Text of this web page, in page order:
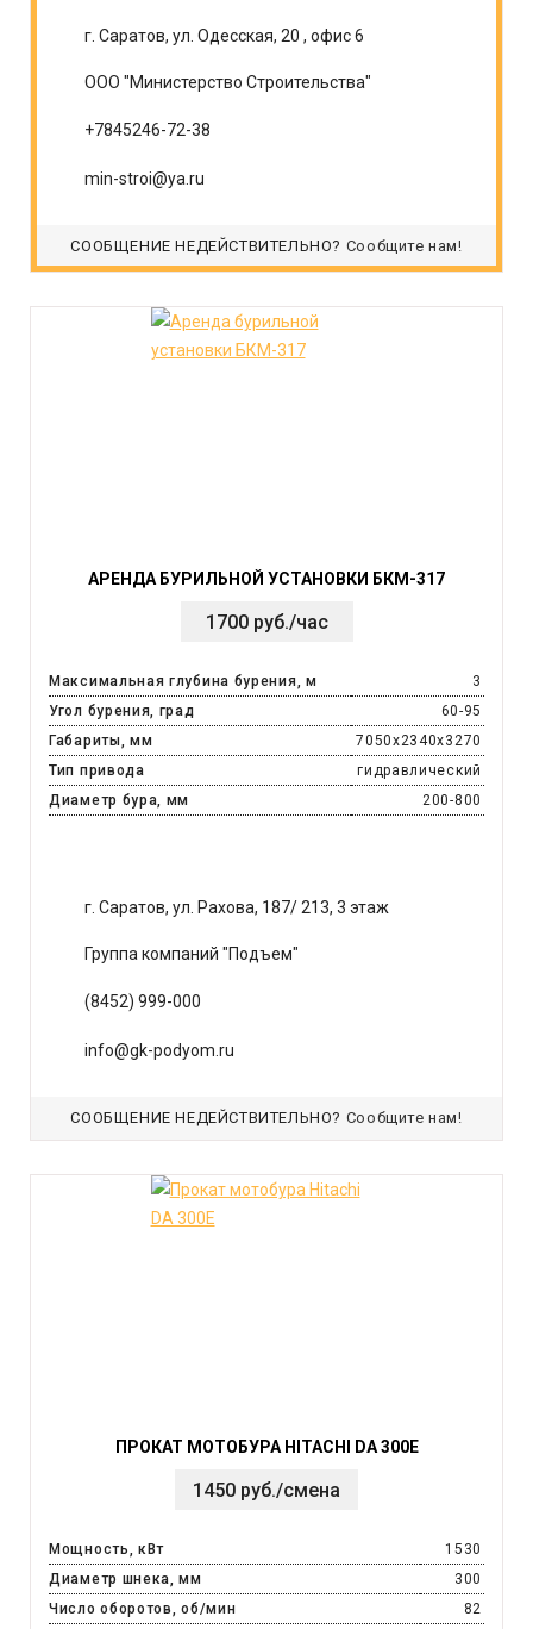
г. Саратов, ул. Одесская, 20 , офис 6
ООО "Министерство Строительства"
+7845246-72-38
min-stroi@ya.ru
СООБЩЕНИЕ НЕДЕЙСТВИТЕЛЬНО? Сообщите нам!
АРЕНДА БУРИЛЬНОЙ УСТАНОВКИ БКМ-317
1700 руб./час
Максимальная глубина бурения, м
3
Угол бурения, град
60-95
Габариты, мм
7050х2340х3270
Тип привода
гидравлический
Диаметр бура, мм
200-800
г. Саратов, ул. Рахова, 187/ 213, 3 этаж
Группа компаний "Подъем"
(8452) 999-000
info@gk-podyom.ru
СООБЩЕНИЕ НЕДЕЙСТВИТЕЛЬНО? Сообщите нам!
ПРОКАТ МОТОБУРА HITACHI DA 300E
1450 руб./смена
Мощность, кВт
1530
Диаметр шнека, мм
300
Число оборотов, об/мин
82